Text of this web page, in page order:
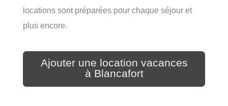
locations sont préparées pour chaque séjour et
plus encore.
Ajouter une location vacances
à Blancafort